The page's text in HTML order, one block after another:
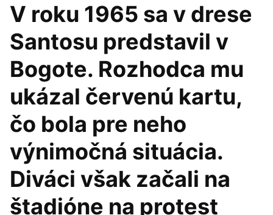
V roku 1965 sa v drese
Santosu predstavil v
Bogote. Rozhodca mu
ukázal červenú kartu,
čo bola pre neho
výnimočná situácia.
Diváci však začali na
štadióne na protest